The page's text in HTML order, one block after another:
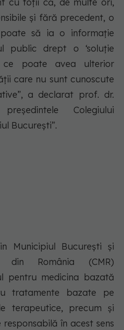
cu toții că, de multe ori,
și fără precedent, o
să ia o informație
public drept o ‘soluție
ce poate avea ulterior
care nu sunt cunoscute
a declarat prof. dr.
Colegiului
București”.
Municipiul București și
din România (CMR)
pentru medicina bazată
tratamente bazate pe
terapeutice, precum și
în acest sens